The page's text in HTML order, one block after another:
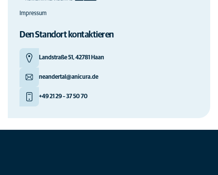
Impressum
Den Standort kontaktieren
Landstraße 51, 42781 Haan
neandertal@anicura.de
+49 21 29 – 37 50 70